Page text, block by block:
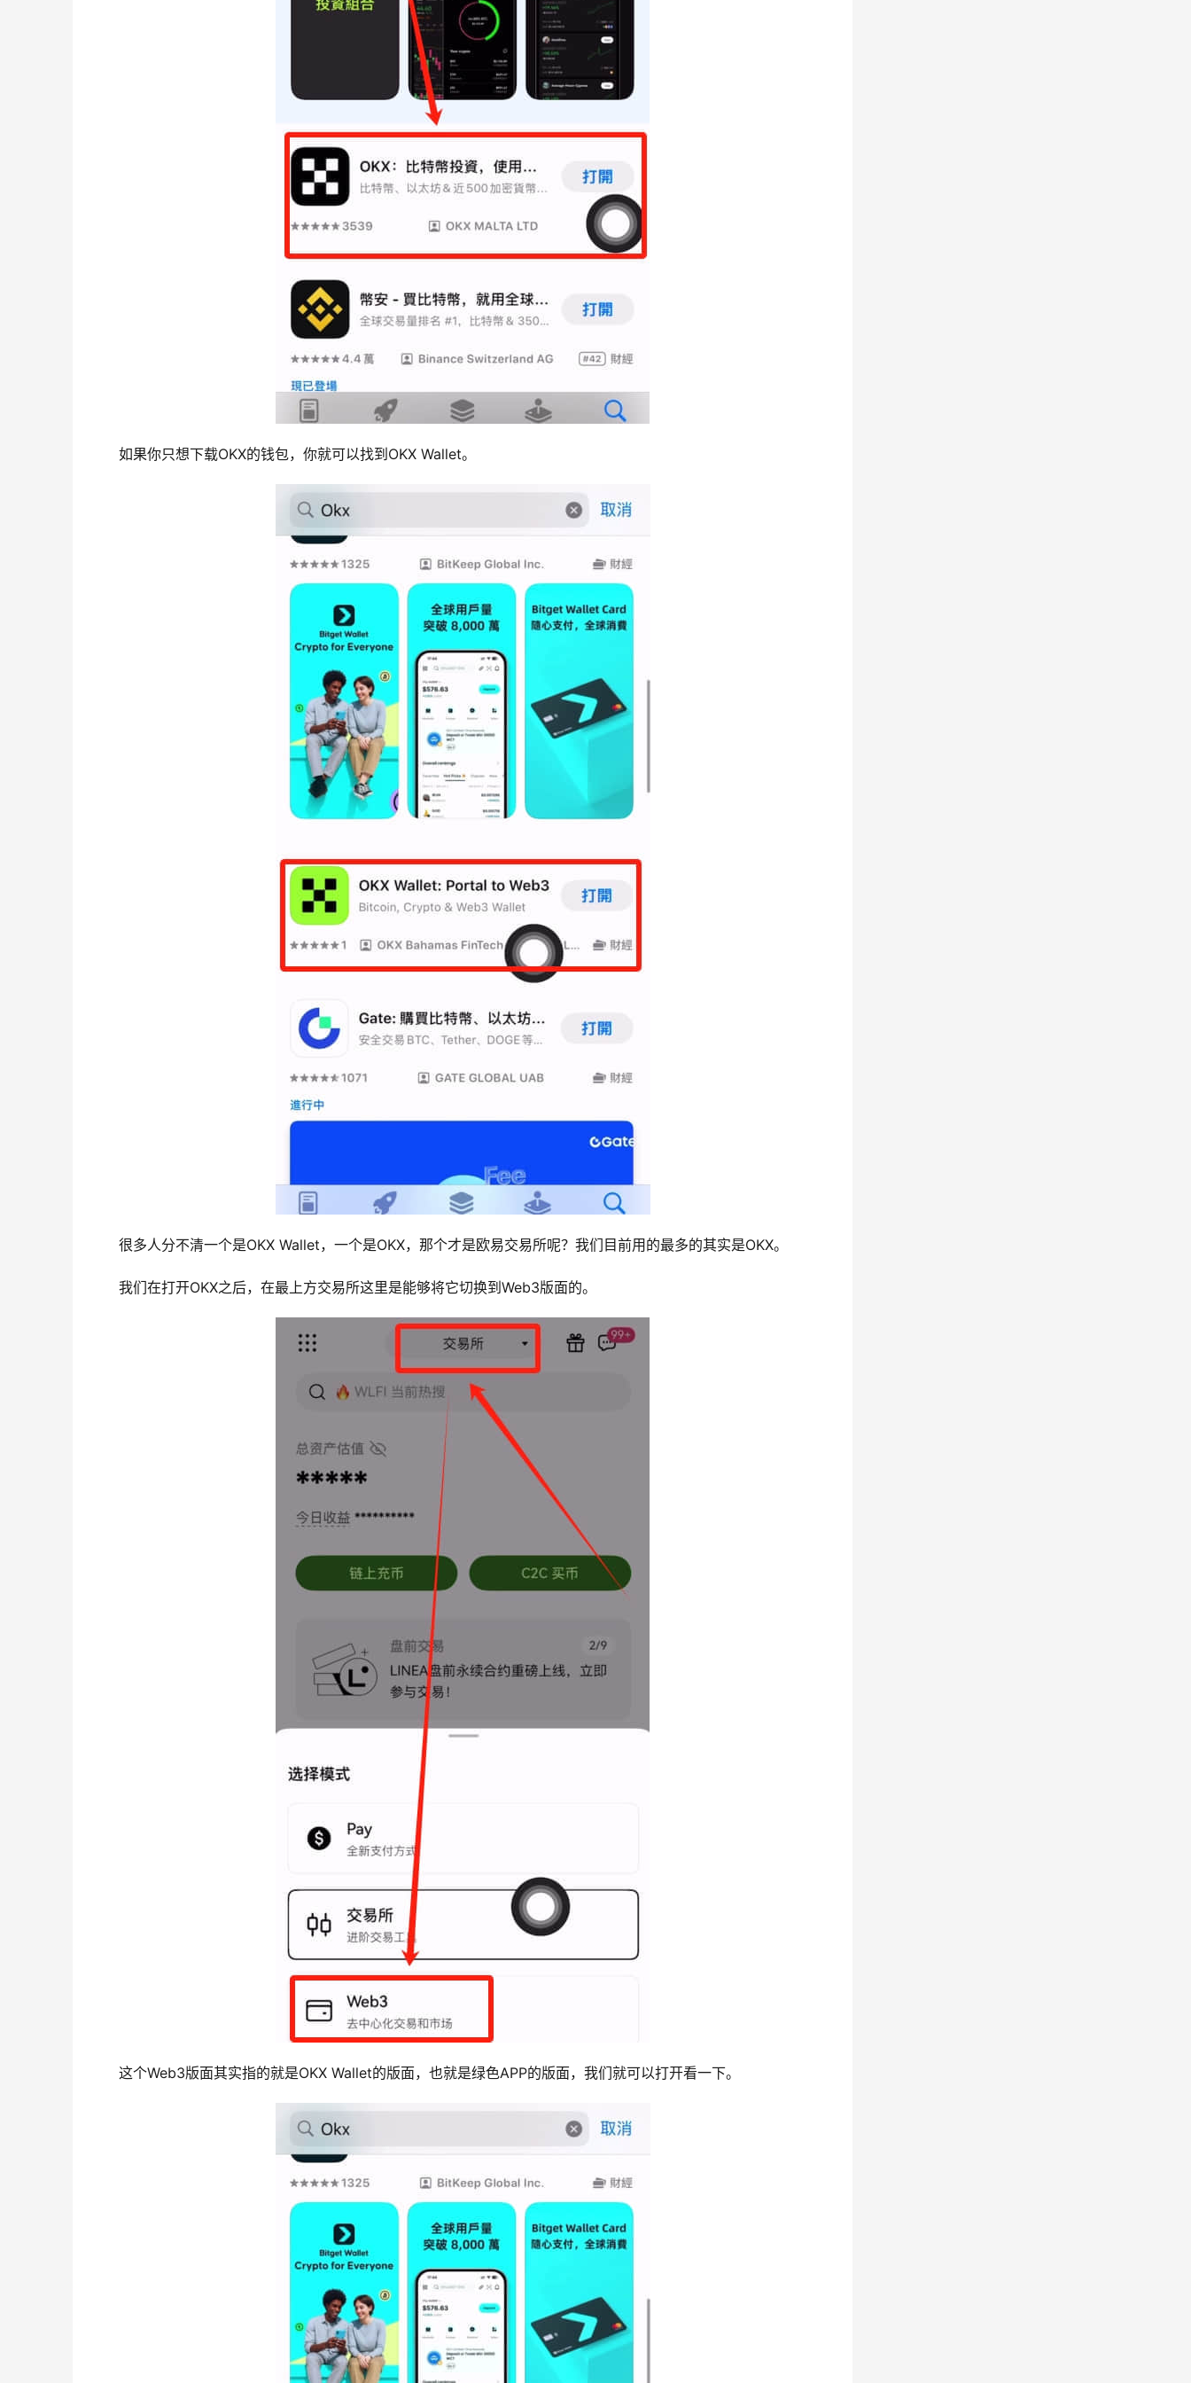
如果你只想下载OKX的钱包，你就可以找到OKX Wallet。
很多人分不清一个是OKX Wallet，一个是OKX，那个才是欧易交易所呢？我们目前用的最多的其实是OKX。
我们在打开OKX之后，在最上方交易所这里是能够将它切换到Web3版面的。
这个Web3版面其实指的就是OKX Wallet的版面，也就是绿色APP的版面，我们就可以打开看一下。